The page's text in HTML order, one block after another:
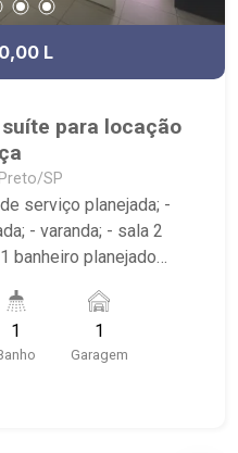
L
para locação
SP
serviço planejada; -
- varanda; - sala 2
banheiro planejado
1 1
Garagem